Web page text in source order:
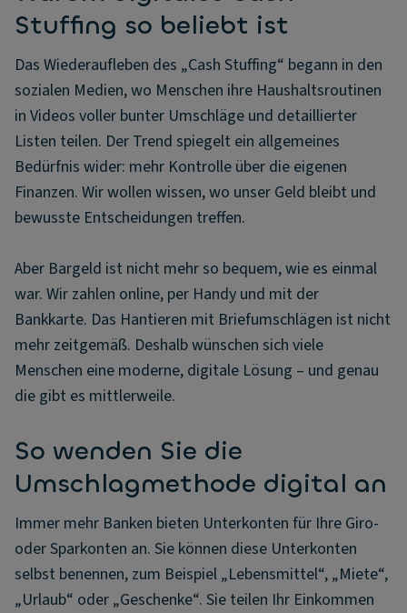
Stuffing so beliebt ist
Das Wiederaufleben des „Cash Stuffing“ begann in den
sozialen Medien, wo Menschen ihre Haushaltsroutinen
in Videos voller bunter Umschläge und detaillierter
Listen teilen. Der Trend spiegelt ein allgemeines
Bedürfnis wider: mehr Kontrolle über die eigenen
Finanzen. Wir wollen wissen, wo unser Geld bleibt und
bewusste Entscheidungen treffen.
Aber Bargeld ist nicht mehr so bequem, wie es einmal
war. Wir zahlen online, per Handy und mit der
Bankkarte. Das Hantieren mit Briefumschlägen ist nicht
mehr zeitgemäß. Deshalb wünschen sich viele
Menschen eine moderne, digitale Lösung – und genau
die gibt es mittlerweile.
So wenden Sie die
Umschlagmethode digital an
Immer mehr Banken bieten Unterkonten für Ihre Giro-
oder Sparkonten an. Sie können diese Unterkonten
selbst benennen, zum Beispiel „Lebensmittel“, „Miete“,
„Urlaub“ oder „Geschenke“. Sie teilen Ihr Einkommen